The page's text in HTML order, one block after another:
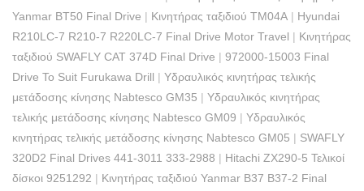
Yanmar BT50 Final Drive | Κινητήρας ταξιδιού TM04A | Hyundai
R210LC-7 R210-7 R220LC-7 Final Drive Motor Travel | Κινητήρας
ταξιδιού SWAFLY CAT 374D Final Drive | 972000-15003 Final
Drive To Suit Furukawa Drill | Υδραυλικός κινητήρας τελικής
μετάδοσης κίνησης Nabtesco GM35 | Υδραυλικός κινητήρας
τελικής μετάδοσης κίνησης Nabtesco GM09 | Υδραυλικός
κινητήρας τελικής μετάδοσης κίνησης Nabtesco GM05 | SWAFLY
320D2 Final Drives 441-3011 333-2988 | Hitachi ZX290-5 Τελικοί
δίσκοι 9251292 | Κινητήρας ταξιδιού Yanmar B37 B37-2 Final